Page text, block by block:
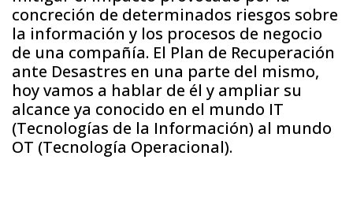
concreción de determinados riesgos sobre
la información y los procesos de negocio
de una compañía. El Plan de Recuperación
ante Desastres en una parte del mismo,
hoy vamos a hablar de él y ampliar su
alcance ya conocido en el mundo IT
(Tecnologías de la Información) al mundo
OT (Tecnología Operacional).